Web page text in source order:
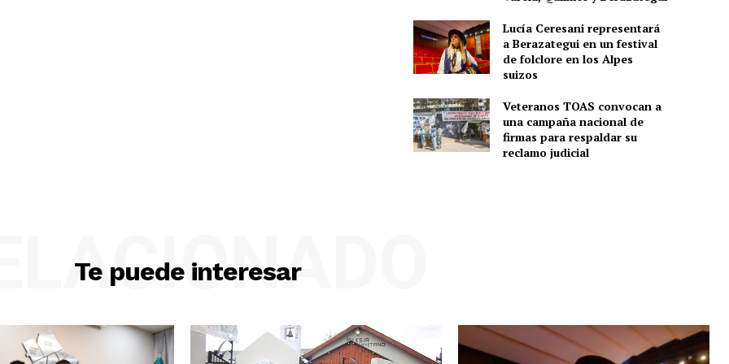
Lucía Ceresani representará
a Berazategui en un festival
de folclore en los Alpes
suizos
Veteranos TOAS convocan a
una campaña nacional de
firmas para respaldar su
reclamo judicial
Te puede interesar